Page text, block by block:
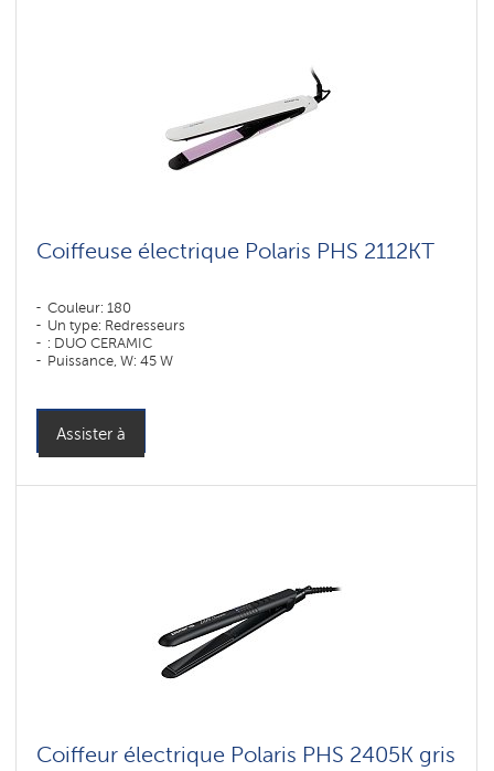
Coiffeuse électrique Polaris PHS 2112KT
Couleur: 180
Un type: Redresseurs
: DUO CERAMIC
Puissance, W: 45 W
Assister à
Coiffeur électrique Polaris PHS 2405K gris